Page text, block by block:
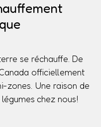
se réchauffe. De
officiellement
zones. Une raison de
chez nous!